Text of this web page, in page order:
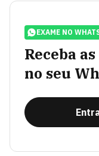
EXAME NO
Receba
no seu